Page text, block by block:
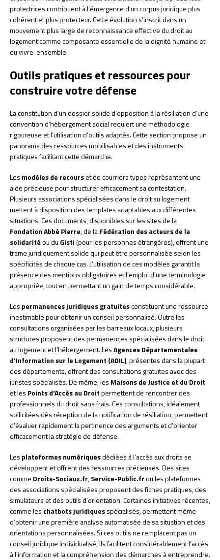
protectrices contribuent à l’émergence d’un corpus juridique plus
cohérent et plus protecteur. Cette évolution s’inscrit dans un
mouvement plus large de reconnaissance effective du droit au
logement comme composante essentielle de la dignité humaine et
du vivre-ensemble.
Outils pratiques et ressources pour
construire votre défense
La constitution d’un dossier solide d’opposition à la résiliation d’une
convention d’hébergement social requiert une méthodologie
rigoureuse et l’utilisation d’outils adaptés. Cette section propose un
panorama des ressources mobilisables et des instruments
pratiques facilitant cette démarche.
Les modèles de recourset de courriers types représentent une
aide précieuse pour structurer efficacement sa contestation.
Plusieurs associations spécialisées dans le droit au logement
mettent à disposition des templates adaptables aux différentes
situations. Ces documents, disponibles sur les sites de la
Fondation Abbé Pierre, de laFédération des acteurs de la
solidaritéou du Gisti(pour les personnes étrangères), offrent une
trame juridiquement solide qui peut être personnalisée selon les
spécificités de chaque cas. L’utilisation de ces modèles garantit la
présence des mentions obligatoires et l’emploi d’une terminologie
appropriée, tout en permettant un gain de temps considérable.
Les permanences juridiques gratuitesconstituent une ressource
inestimable pour obtenir un conseil personnalisé. Outre les
consultations organisées par les barreaux locaux, plusieurs
structures proposent des permanences spécialisées dans le droit
au logement et l’hébergement. LesAgences Départementales
d’Information sur le Logement (ADIL), présentes dans la plupart
des départements, offrent des consultations gratuites avec des
juristes spécialisés. De même, les Maisons de Justice et du Droit
et les Points d’Accès au Droitpermettent de rencontrer des
professionnels du droit sans frais. Ces consultations, idéalement
sollicitées dès réception de la notification de résiliation, permettent
d’évaluer rapidement la pertinence des arguments et d’orienter
efficacement la stratégie de défense.
Les plateformes numériquesdédiées à l’accès aux droits se
développent et offrent des ressources précieuses. Des sites
comme Droits-Sociaux.fr,Service-Public.frou les plateformes
des associations spécialisées proposent des fiches pratiques, des
simulateurs et des outils d’orientation. Certaines initiatives récentes,
comme les chatbots juridiquesspécialisés, permettent même
d’obtenir une première analyse automatisée de sa situation et des
orientations personnalisées. Si ces outils ne remplacent pas un
conseil juridique individualisé, ils facilitent considérablement l’accès
à l’information et la compréhension des démarches à entreprendre.